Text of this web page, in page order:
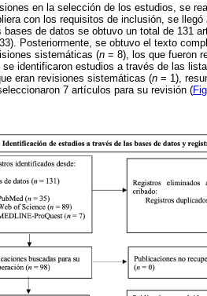
en la selección de los estudios, se
con los requisitos de inclusión, se
bases de datos se obtuvo un total de 131
Posteriormente, se obtuvo el texto
sistemáticas (n = 8), los que fueron
se identificaron estudios a través de las
eran revisiones sistemáticas (n = 1),
7 artículos para su revisión (